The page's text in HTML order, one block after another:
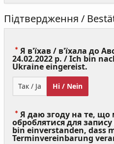
Підтвердження /
Я в'їхав / в'їхала до
24.02.2022 р. / Ich bin
Ukraine eingereist.
Так / Ja Ні / Nein
Я даю згоду на те, що
оброблятися для
bin einverstanden, dass
Terminvereinbarung